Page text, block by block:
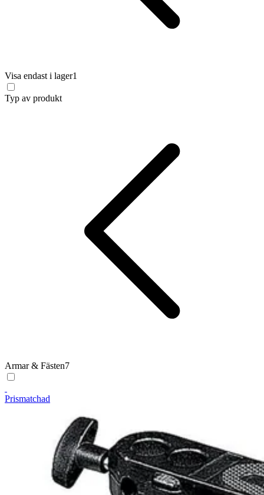
Visa endast i lager1
Typ av produkt
Armar & Fästen7
Prismatchad